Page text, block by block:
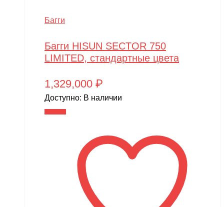
Багги
Багги HISUN SECTOR 750
LIMITED, стандартные цвета
1,329,000 ₽
Доступно: В наличии